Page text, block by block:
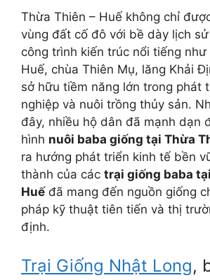
Thừa Thiên – Huế không chỉ
vùng đất cố đô với bề dày lịch
công trình kiến trúc nổi tiếng như
Huế, chùa Thiên Mụ, lăng Khải
sở hữu tiềm năng lớn trong phát
nghiệp và nuôi trồng thủy sản.
đây, nhiều hộ dân đã mạnh dạn
hình nuôi baba giống tại Thừa
ra hướng phát triển kinh tế bền
thành của các trại giống baba
Huếđã mang đến nguồn giống
pháp kỹ thuật tiên tiến và thị
định.
Trại Giống Nhật Long,